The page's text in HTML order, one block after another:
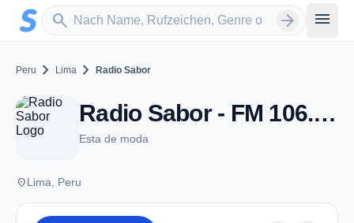
Zum Hauptinhalt springen
search
Sender suchen arrow_forward menu
Peru chevron_right Lima chevron_right Radio Sabor
Radio Sabor - FM 106.7 - Lima
Esta de moda
placeLima, Peru